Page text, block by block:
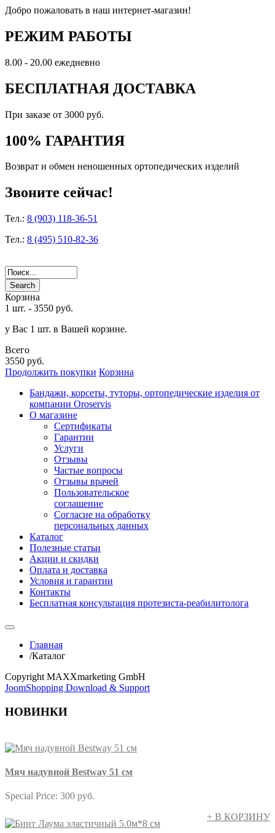
Добро пожаловать в наш интернет-магазин!
РЕЖИМ РАБОТЫ
8.00 - 20.00 ежедневно
БЕСПЛАТНАЯ ДОСТАВКА
При заказе от 3000 руб.
100% ГАРАНТИЯ
Возврат и обмен неношенных ортопедических изделий
Звоните сейчас!
Тел.: 8 (903) 118-36-51
Тел.: 8 (495) 510-82-36
Search
Корзина
1 шт. - 3550 руб.
у Вас 1 шт. в Вашей корзине.
Всего
3550 руб.
Продолжить покупки Корзина
Бандажи, корсеты, туторы, ортопедические изделия от
компании Oroservis
О магазине
Сертификаты
Гарантии
Услуги
Отзывы
Частые вопросы
Отзывы врачей
Пользовательское
соглашение
Согласие на обработку
персональных данных
Каталог
Полезные статьи
Акции и скидки
Оплата и доставка
Условия и гарантии
Контакты
Бесплатная консультация протезиста-реабилитолога
Главная
/Каталог
Copyright MAXXmarketing GmbH
JoomShopping Download & Support
НОВИНКИ
Мяч надувной Bestway 51 см
Special Price: 300 руб.
+ В КОРЗИНУ